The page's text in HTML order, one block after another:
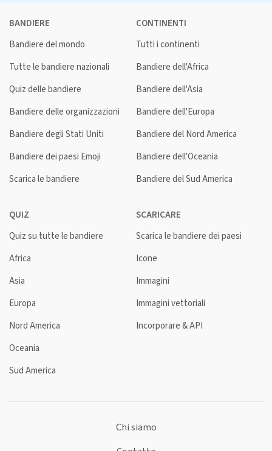
BANDIERE
Bandiere del mondo
Tutte le bandiere nazionali
Quiz delle bandiere
Bandiere delle organizzazioni
Bandiere degli Stati Uniti
Bandiere dei paesi Emoji
Scarica le bandiere
CONTINENTI
Tutti i continenti
Bandiere dell'Africa
Bandiere dell'Asia
Bandiere dell'Europa
Bandiere del Nord America
Bandiere dell'Oceania
Bandiere del Sud America
QUIZ
Quiz su tutte le bandiere
Africa
Asia
Europa
Nord America
Oceania
Sud America
SCARICARE
Scarica le bandiere dei paesi
Icone
Immagini
Immagini vettoriali
Incorporare & API
Chi siamo